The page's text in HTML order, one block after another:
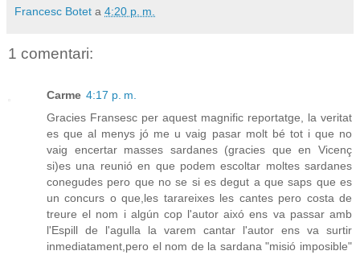
Francesc Botet a 4:20 p. m.
1 comentari:
Carme 4:17 p. m.
Gracies Fransesc per aquest magnific reportatge, la veritat
es que al menys jó me u vaig pasar molt bé tot i que no
vaig encertar masses sardanes (gracies que en Vicenç
si)es una reunió en que podem escoltar moltes sardanes
conegudes pero que no se si es degut a que saps que es
un concurs o que,les tarareixes les cantes pero costa de
treure el nom i algún cop l'autor aixó ens va passar amb
l'Espill de l'agulla la varem cantar l'autor ens va surtir
inmediatament,pero el nom de la sardana "misió imposible"